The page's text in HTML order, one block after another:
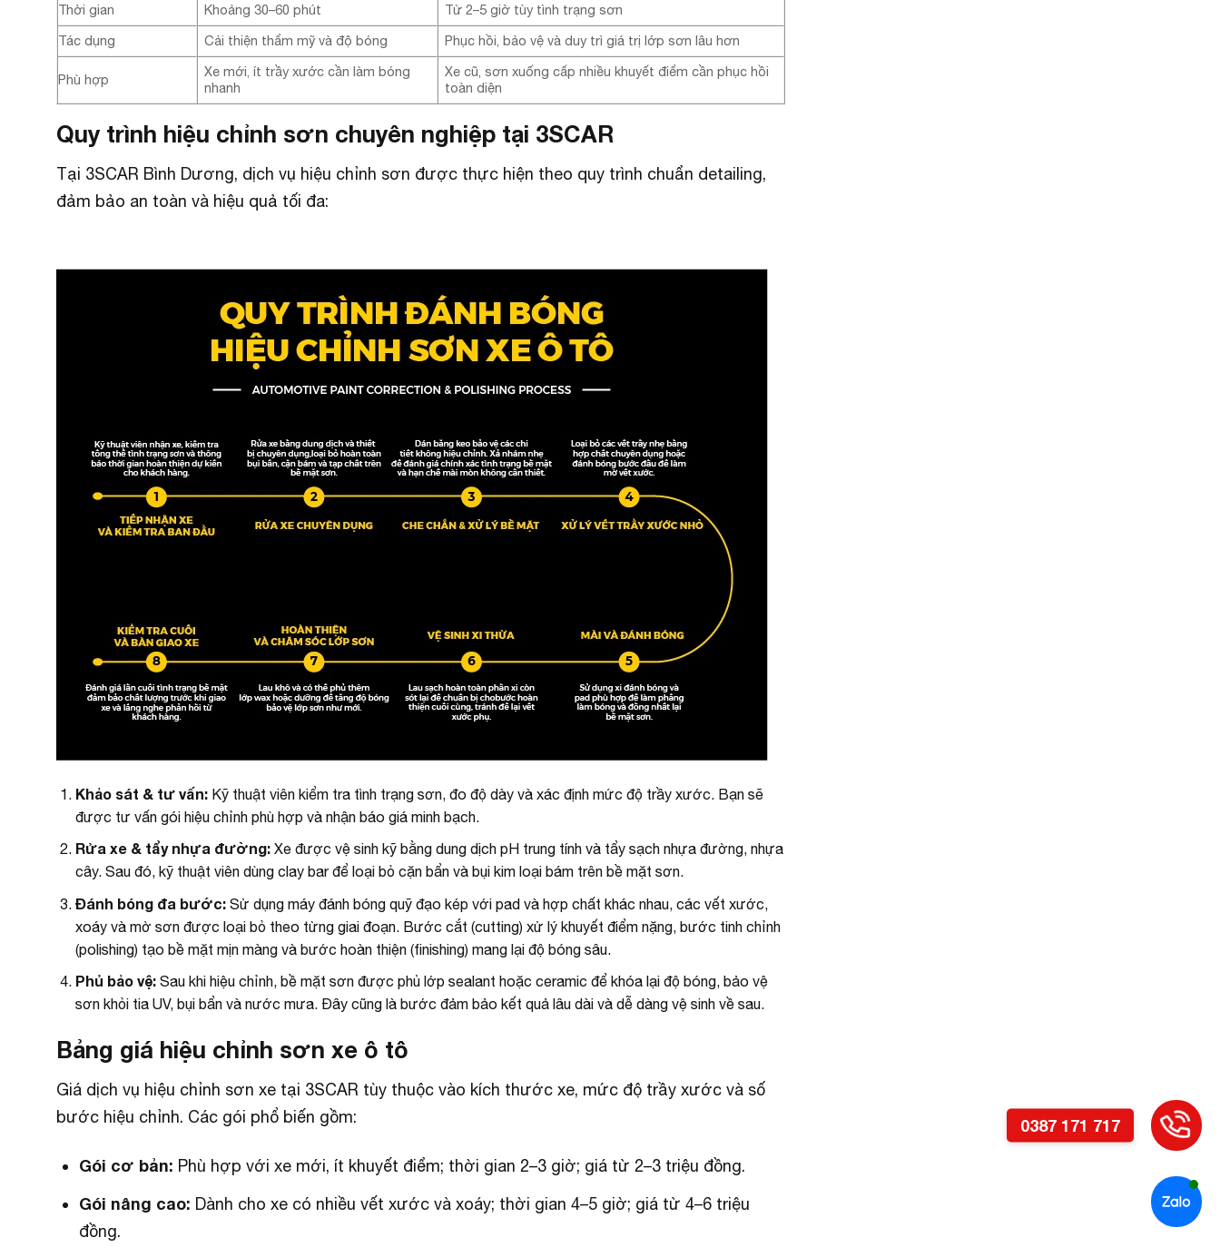
Thời gian Khoảng 30–60 phút
Từ 2–5 giờ tùy tình trạng sơn
Tác dụng
Cải thiện thẩm mỹ và độ bóng Phục hồi, bảo vệ và duy trì giá trị lớp sơn lâu hơn
Phù hợp
Xe mới, ít trầy xước cần làm bóng
nhanh
Xe cũ, sơn xuống cấp nhiều khuyết điểm cần phục hồi
toàn diện
Quy trình hiệu chỉnh sơn chuyên nghiệp tại 3SCAR
Tại 3SCAR Bình Dương, dịch vụ hiệu chỉnh sơn được thực hiện theo quy trình chuẩn detailing,
đảm bảo an toàn và hiệu quả tối đa:
Khảo sát & tư vấn:Kỹ thuật viên kiểm tra tình trạng sơn, đo độ dày và xác định mức độ trầy xước. Bạn sẽ
được tư vấn gói hiệu chỉnh phù hợp và nhận báo giá minh bạch.
Rửa xe & tẩy nhựa đường:Xe được vệ sinh kỹ bằng dung dịch pH trung tính và tẩy sạch nhựa đường, nhựa
cây. Sau đó, kỹ thuật viên dùng clay bar để loại bỏ cặn bẩn và bụi kim loại bám trên bề mặt sơn.
Đánh bóng đa bước:Sử dụng máy đánh bóng quỹ đạo kép với pad và hợp chất khác nhau, các vết xước,
xoáy và mờ sơn được loại bỏ theo từng giai đoạn. Bước cắt (cutting) xử lý khuyết điểm nặng, bước tinh chỉnh
(polishing) tạo bề mặt mịn màng và bước hoàn thiện (finishing) mang lại độ bóng sâu.
Phủ bảo vệ:Sau khi hiệu chỉnh, bề mặt sơn được phủ lớp sealant hoặc ceramic để khóa lại độ bóng, bảo vệ
sơn khỏi tia UV, bụi bẩn và nước mưa. Đây cũng là bước đảm bảo kết quả lâu dài và dễ dàng vệ sinh về sau.
Bảng giá hiệu chỉnh sơn xe ô tô
Giá dịch vụ hiệu chỉnh sơn xe tại 3SCAR tùy thuộc vào kích thước xe, mức độ trầy xước và số
bước hiệu chỉnh. Các gói phổ biến gồm:
Gói cơ bản: Phù hợp với xe mới, ít khuyết điểm; thời gian 2–3 giờ; giá từ 2–3 triệu đồng.
Gói nâng cao: Dành cho xe có nhiều vết xước và xoáy; thời gian 4–5 giờ; giá từ 4–6 triệu
đồng.